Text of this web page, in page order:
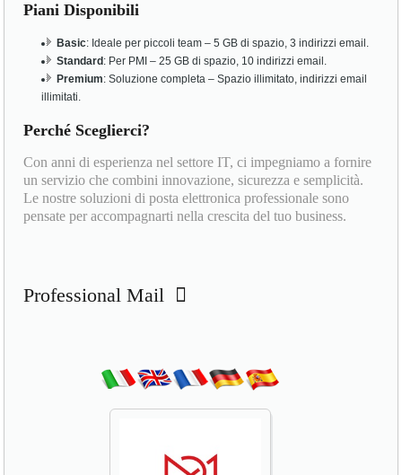
Piani Disponibili
Basic: Ideale per piccoli team – 5 GB di spazio, 3 indirizzi email.
Standard : Per PMI – 25 GB di spazio, 10 indirizzi email.
Premium: Soluzione completa – Spazio illimitato, indirizzi email
illimitati.
Perché Sceglierci?
Con anni di esperienza nel settore IT, ci impegniamo a fornire
un servizio che combini innovazione, sicurezza e semplicità.
Le nostre soluzioni di posta elettronica professionale sono
pensate per accompagnarti nella crescita del tuo business.
Professional Mail